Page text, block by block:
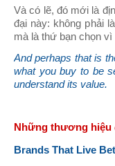
Và có lẽ, đó mới là
đại này: không phải
mà là thứ bạn chọn vì
And perhaps that is
what you buy to be
understand its value.
Những thương
Brands That Live